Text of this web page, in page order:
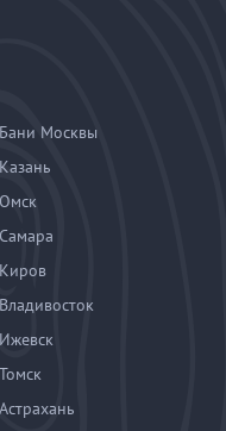
Бани Москвы
Казань
Омск
Самара
Киров
Владивосток
Ижевск
Томск
Астрахань